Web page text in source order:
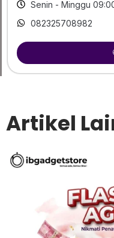
Senin - Minggu
082325708982
Artikel